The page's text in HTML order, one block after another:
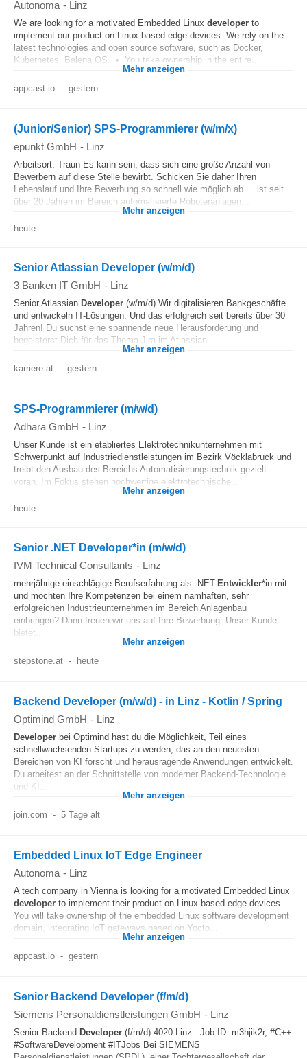
Autonoma - Linz
We are looking for a motivated Embedded Linux developer to
implement our product on Linux based edge devices. We rely on the
latest technologies and open source software, such as Docker,
Kubernetes, Balena OS. • You take ownership in the entire...
Mehr anzeigen
appcast.io - gestern
(Junior/Senior) SPS-Programmierer (w/m/x)
epunkt GmbH - Linz
Arbeitsort: Traun Es kann sein, dass sich eine große Anzahl von
Bewerbern auf diese Stelle bewirbt. Schicken Sie daher Ihren
Lebenslauf und Ihre Bewerbung so schnell wie möglich ab. ...ist seit
über 20 Jahren im Bereich automatisierte Roboteranlagen...
Mehr anzeigen
heute
Senior Atlassian Developer (w/m/d)
3 Banken IT GmbH - Linz
Senior Atlassian Developer (w/m/d) Wir digitalisieren Bankgeschäfte
und entwickeln IT-Lösungen. Und das erfolgreich seit bereits über 30
Jahren! Du suchst eine spannende neue Herausforderung und
begeisterst Dich für das Thema Jira im Atlassian...
Mehr anzeigen
karriere.at - gestern
SPS-Programmierer (m/w/d)
Adhara GmbH - Linz
Unser Kunde ist ein etabliertes Elektrotechnikunternehmen mit
Schwerpunkt auf Industriedienstleistungen im Bezirk Vöcklabruck und
treibt den Ausbau des Bereichs Automatisierungstechnik gezielt
voran. Im Fokus stehen hochwertige elektrotechnische...
Mehr anzeigen
heute
Senior .NET Developer*in (m/w/d)
IVM Technical Consultants - Linz
mehrjährige einschlägige Berufserfahrung als .NET-Entwickler*in mit
und möchten Ihre Kompetenzen bei einem namhaften, sehr
erfolgreichen Industrieunternehmen im Bereich Anlagenbau
einbringen? Dann freuen wir uns auf Ihre Bewerbung. Unser Kunde
bietet...
Mehr anzeigen
stepstone.at - heute
Backend Developer (m/w/d) - in Linz - Kotlin / Spring
Optimind GmbH - Linz
Developer bei Optimind hast du die Möglichkeit, Teil eines
schnellwachsenden Startups zu werden, das an den neuesten
Bereichen von KI forscht und herausragende Anwendungen entwickelt.
Du arbeitest an der Schnittstelle von moderner Backend-Technologie
und KI...
Mehr anzeigen
join.com - 5 Tage alt
Embedded Linux IoT Edge Engineer
Autonoma - Linz
A tech company in Vienna is looking for a motivated Embedded Linux
developer to implement their product on Linux-based edge devices.
You will take ownership of the embedded Linux software development
domain, integrating IoT gateways based on Yocto...
Mehr anzeigen
appcast.io - gestern
Senior Backend Developer (f/m/d)
Siemens Personaldienstleistungen GmbH - Linz
Senior Backend Developer (f/m/d) 4020 Linz - Job-ID: m3hjik2r, #C++
#SoftwareDevelopment #ITJobs Bei SIEMENS